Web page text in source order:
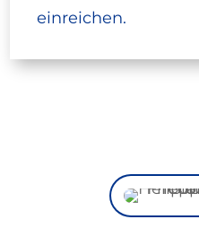
einreichen.